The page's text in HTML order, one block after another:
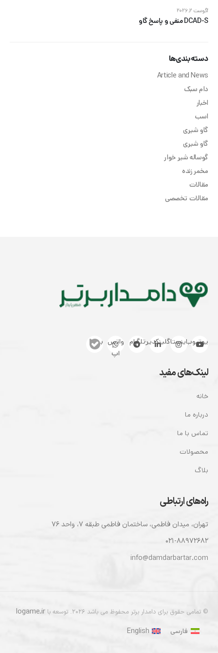
DCAD-S منفی و پاسخ گاو
آگوست 2, 2026
دسته‌بندی‌ها
Article and News
دام سبک
اخبار
اسب
گاو شیری
گاو شیری
گوساله شیر خوار
مخمر زنده
مقالات
مقالات تخصصی
یوتیوباینستاگراملینکدینتلگرام واتس
اپ
بله
لینک‌های مفید
خانه
درباره ما
تماس با ما
محصولات
بلاگ
راه‌های ارتباطی
تهران، ميدان فاطمی، ساختمان فاطمی طبقه ۷، واحد ۷۶
۰۲۱-۸۸۹۷۲۶۸۲
info@damdarbartar.com
© تمامی حقوق برای دامدار برتر محفوظ می باشد 2026. توسعه با
logame.ir
فارسی
English